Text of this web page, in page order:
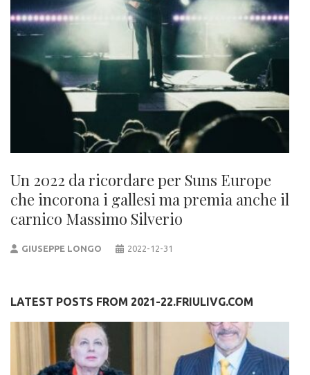
Un 2022 da ricordare per Suns Europe
che incorona i gallesi ma premia anche il
carnico Massimo Silverio
GIUSEPPE LONGO 2022-12-31
LATEST POSTS FROM 2021-22.FRIULIVG.COM